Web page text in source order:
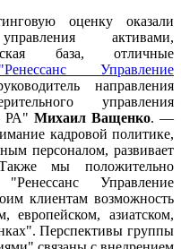
оценку оказали
активами,
база, отличные
"Ренессанс Управление
направления
управления
РА" Михаил Ващенко. —
кадровой политике,
персоналом, развивает
мы положительно
Управление
клиентам возможность
европейском, азиатском,
Перспективы группы